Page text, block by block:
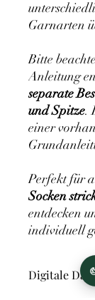
Garnarten
Bitte
Anleitung
separate
und Spitze.
einer
Perfekt für
Socken
entdecken
individuell
Digitale